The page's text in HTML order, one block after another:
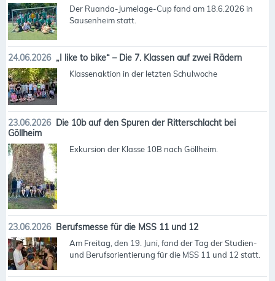
Der Ruanda-Jumelage-Cup fand am 18.6.2026 in
Sausenheim statt.
24.06.2026 „I like to bike“ – Die 7. Klassen auf zwei Rädern
Klassenaktion in der letzten Schulwoche
23.06.2026 Die 10b auf den Spuren der Ritterschlacht bei
Göllheim
Exkursion der Klasse 10B nach Göllheim.
23.06.2026 Berufsmesse für die MSS 11 und 12
Am Freitag, den 19. Juni, fand der Tag der Studien-
und Berufsorientierung für die MSS 11 und 12 statt.